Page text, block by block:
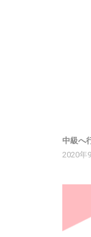
中級へ
2020年